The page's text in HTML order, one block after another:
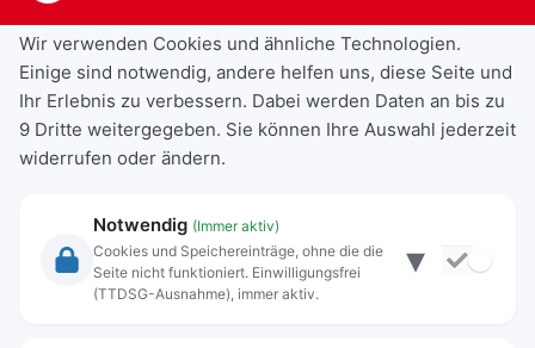
Rechtliche Angaben
Wir verwenden Cookies und ähnliche Technologien.
Einige sind notwendig, andere helfen uns, diese Seite und
Ihr Erlebnis zu verbessern. Dabei werden Daten an bis zu
9 Dritte weitergegeben. Sie können Ihre Auswahl jederzeit
widerrufen oder ändern.
Notwendig (Immer aktiv)
Cookies und Speichereinträge, ohne die die
Seite nicht funktioniert. Einwilligungsfrei
(TTDSG-Ausnahme), immer aktiv.
▾